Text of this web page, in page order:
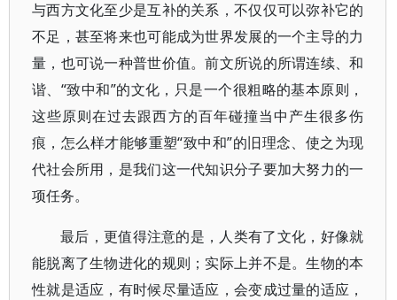
与西方文化至少是互补的关系，不仅仅可以弥补它的
不足，甚至将来也可能成为世界发展的一个主导的力
量，也可说一种普世价值。前文所说的所谓连续、和
谐、“致中和”的文化，只是一个很粗略的基本原则，
这些原则在过去跟西方的百年碰撞当中产生很多伤
痕，怎么样才能够重塑“致中和”的旧理念、使之为现
代社会所用，是我们这一代知识分子要加大努力的一
项任务。
最后，更值得注意的是，人类有了文化，好像就
能脱离了生物进化的规则；实际上并不是。生物的本
性就是适应，有时候尽量适应，会变成过量的适应，